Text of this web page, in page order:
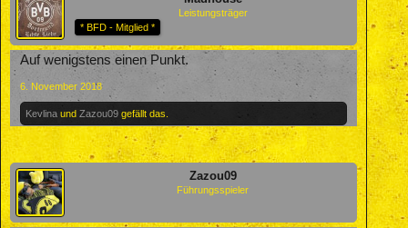
Leistungsträger
* BFD - Mitglied *
Auf wenigstens einen Punkt.
6. November 2018
Kevlina und Zazou09 gefällt das.
Zazou09
Führungsspieler